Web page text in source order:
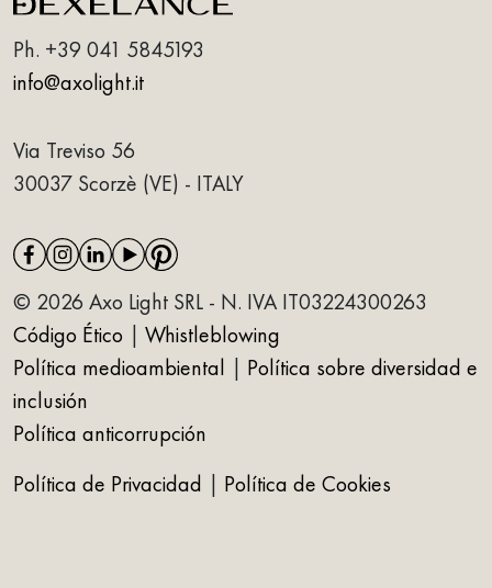
Ph. +39 041 5845193
info@axolight.it
Via Treviso 56
30037 Scorzè (VE) - ITALY
© 2026 Axo Light SRL - N. IVA IT03224300263
Código Ético
Whistleblowing
Política medioambiental
Política sobre diversidad e
inclusión
Política anticorrupción
Política de Privacidad
Política de Cookies